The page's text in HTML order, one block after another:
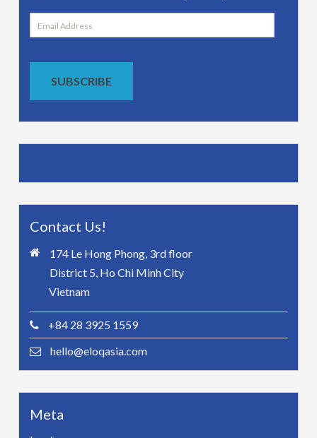
Email
Address
SUBSCRIBE
Contact Us!
174 Le Hong Phong, 3rd floor
District 5, Ho Chi Minh City
Vietnam
+84 28 3925 1559
hello@eloqasia.com
Meta